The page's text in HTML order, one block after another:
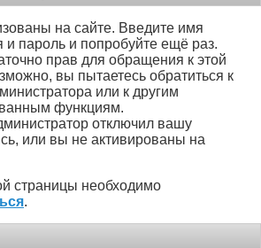
на сайте. Введите имя
и пароль и попробуйте ещё раз.
прав для обращения к этой
вы пытаетесь обратиться к
или к другим
функциям.
отключил вашу
или вы не активированы на
страницы необходимо
.